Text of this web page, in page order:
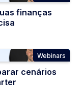
finanças
Webinars
cenários